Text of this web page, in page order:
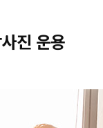
진 운용